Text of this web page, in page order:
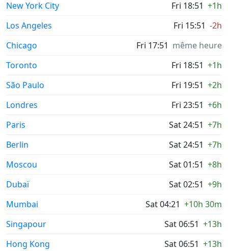
New York City Fri 18:51 +1h
Los Angeles
Fri 15:51 -2h
Chicago
Fri 17:51 même heure
Toronto
Fri 18:51 +1h
São Paulo
Fri 19:51 +2h
Londres
Fri 23:51 +6h
Paris
Sat 24:51 +7h
Berlin
Sat 24:51 +7h
Moscou
Sat 01:51 +8h
Dubaï
Sat 02:51 +9h
Mumbai
Sat 04:21 +10h 30m
Singapour
Sat 06:51 +13h
Hong Kong
Sat 06:51 +13h